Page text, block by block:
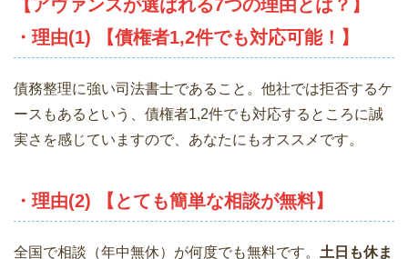
【アヴァンスが選ばれる7つの理由とは？】
・理由(1) 【債権者1,2件でも対応可能！】
債務整理に強い司法書士であること。他社では拒否するケ
ースもあるという、債権者1,2件でも対応するところに誠
実さを感じていますので、あなたにもオススメです。
・理由(2) 【とても簡単な相談が無料】
全国で相談（年中無休）が何度でも無料です。 土日も休ま